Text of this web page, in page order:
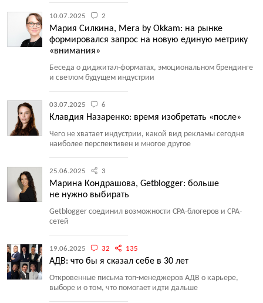
10.07.2025 2
Мария Силкина, Mera by Okkam: на рынке
формировался запрос на новую единую метрику
«внимания»
Беседа о диджитал-форматах, эмоциональном брендинге
и светлом будущем индустрии
03.07.2025 6
Клавдия Назаренко: время изобретать «после»
Чего не хватает индустрии, какой вид рекламы сегодня
наиболее перспективен и многое другое
25.06.2025 3
Марина Кондрашова, Getblogger: больше
не нужно выбирать
Getblogger соединил возможности CPA-блогеров и CPA-
сетей
19.06.2025 32 135
АДВ: что бы я сказал себе в 30 лет
Откровенные письма топ-менеджеров АДВ о карьере,
выборе и о том, что помогает идти дальше